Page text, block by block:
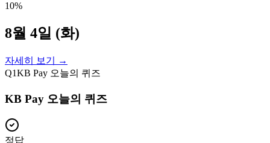
10%
8월 4일 (화)
자세히 보기 →
Q1KB Pay 오늘의 퀴즈
KB Pay 오늘의 퀴즈
정답